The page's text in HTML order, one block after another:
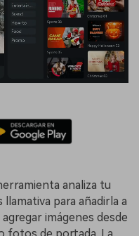
analiza tu
para añadirla a
imágenes desde